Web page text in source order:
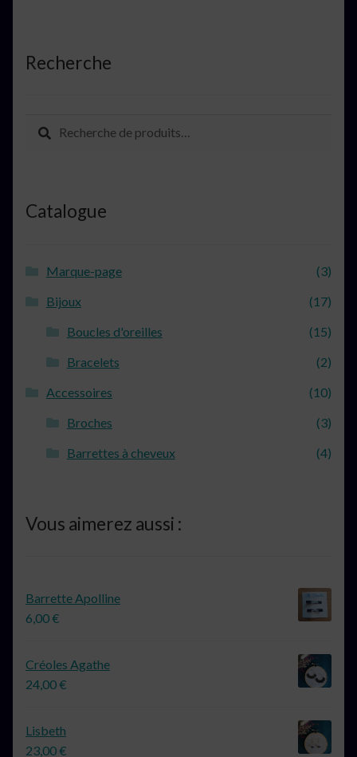
Recherche
Recherche
pour :
Recherche
Catalogue
Marque-page
(3)
Bijoux
(17)
Boucles d'oreilles
(15)
Bracelets
(2)
Accessoires
(10)
Broches
(3)
Barrettes à cheveux
(4)
Vous aimerez aussi :
Barrette Apolline
6,00€
Créoles Agathe
24,00€
Lisbeth
23,00€